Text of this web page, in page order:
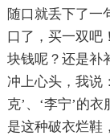
随口就丢下了一
口了，买一双吧
块钱呢？还是补
冲上心头，我说
克’、‘李宁’的
是这种破衣烂鞋